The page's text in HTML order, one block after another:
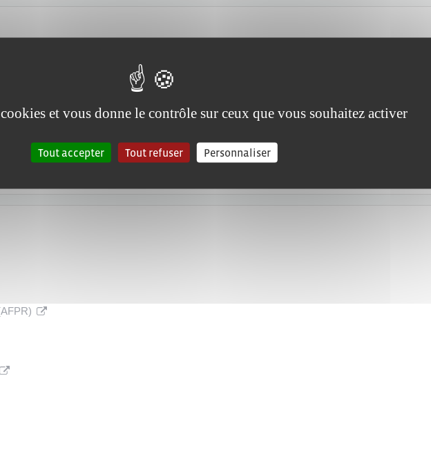
de mutuelle ?
?
sa famille pour vivre en France ?
du salarié ?
: quelles sont les règles ?
et vous donne le contrôle sur ceux que vous souhaitez activer
Tout accepter Tout refuser Personnaliser